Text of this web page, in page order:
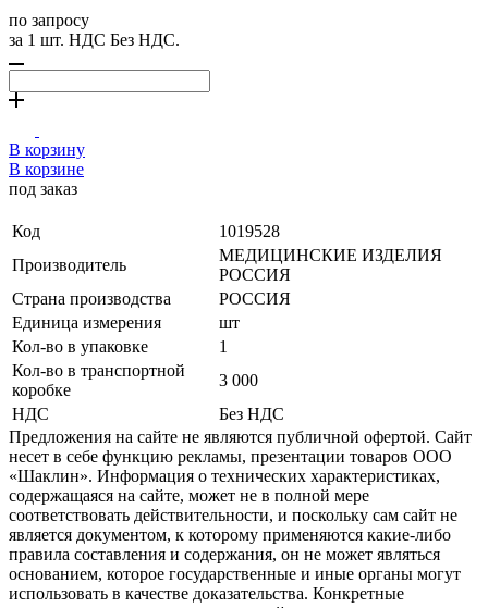
по запросу
за 1 шт. НДС Без НДС.
В корзину
В корзине
под заказ
Код
1019528
Производитель
МЕДИЦИНСКИЕ ИЗДЕЛИЯ
РОССИЯ
Страна производства
РОССИЯ
Единица измерения
шт
Кол-во в упаковке
1
Кол-во в транспортной
коробке
3 000
НДС
Без НДС
Предложения на сайте не являются публичной офертой. Сайт
несет в себе функцию рекламы, презентации товаров ООО
«Шаклин». Информация о технических характеристиках,
содержащаяся на сайте, может не в полной мере
соответствовать действительности, и поскольку сам сайт не
является документом, к которому применяются какие-либо
правила составления и содержания, он не может являться
основанием, которое государственные и иные органы могут
использовать в качестве доказательства. Конкретные